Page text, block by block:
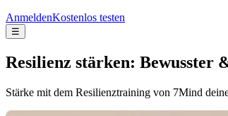
AnmeldenKostenlos testen
☰
Resilienz stärken: Bewusster
Stärke mit dem Resilienztraining von 7Mind